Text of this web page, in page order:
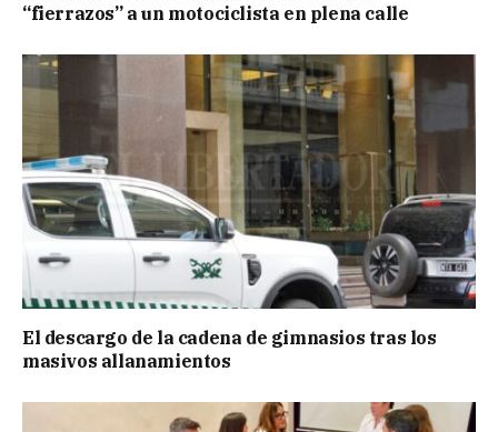
“fierrazos” a un motociclista en plena calle
El descargo de la cadena de gimnasios tras los
masivos allanamientos